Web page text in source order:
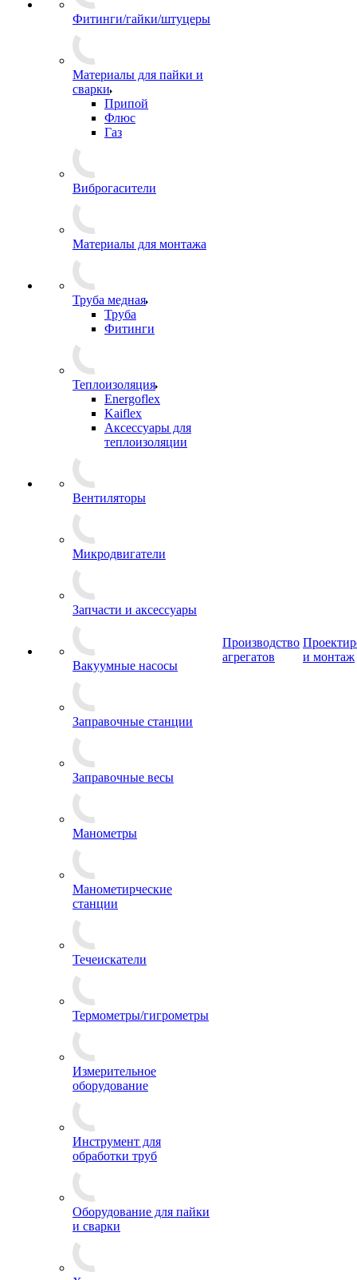
Фитинги/гайки/штуцеры
Материалы для пайки и
сварки
Припой
Флюс
Газ
Виброгасители
Материалы для монтажа
Труба медная
Труба
Фитинги
Теплоизоляция
Energoflex
Kaiflex
Аксессуары для
теплоизоляции
Вентиляторы
Микродвигатели
Запчасти и аксессуары
Вакуумные насосы
Заправочные станции
Заправочные весы
Манометры
Манометирческие
станции
Течеискатели
Термометры/гигрометры
Измерительное
оборудование
Инструмент для
обработки труб
Оборудование для пайки
и сварки
Производство
агрегатов
и монтаж